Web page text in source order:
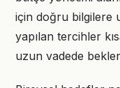
için doğru bilgilere
yapılan tercihler
uzun vadede